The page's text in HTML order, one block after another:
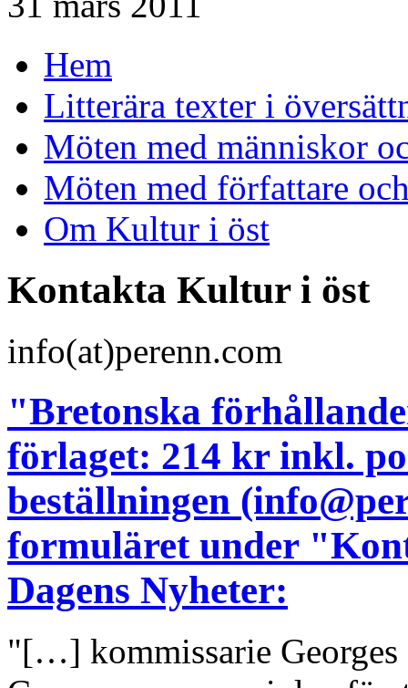
Hem
Litterära texter i
Möten med människor
Möten med författare
Om Kultur i öst
Kontakta Kultur i öst
info(at)perenn.com
"Bretonska
förlaget: 214 kr inkl.
beställningen
formuläret under
Dagens Nyheter:
"[…] kommissarie Georges